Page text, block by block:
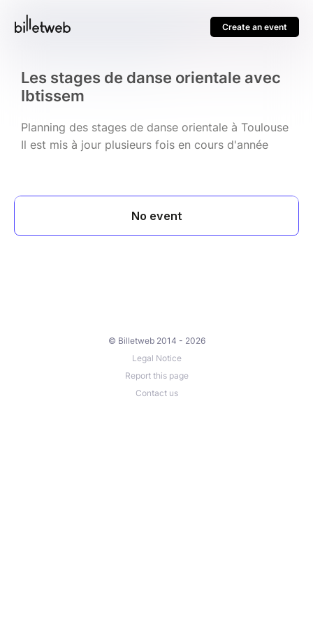
Create an event
Les stages de danse orientale avec
Ibtissem
Planning des stages de danse orientale à Toulouse
Il est mis à jour plusieurs fois en cours d'année
© Billetweb 2014 - 2026
Legal Notice
Report this page
Contact us